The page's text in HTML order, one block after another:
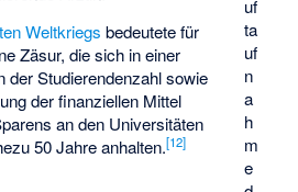
uf
ta
uf
n
a
h
m
e
Weltkriegs bedeutete für
Zäsur, die sich in einer
der Studierendenzahl sowie
der finanziellen Mittel
an den Universitäten
50 Jahre anhalten.[12]